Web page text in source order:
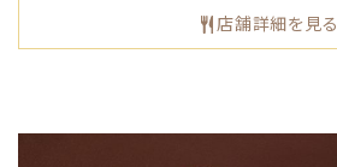
店舗詳細を見る